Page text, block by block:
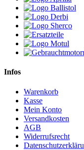
Infos
Warenkorb
Kasse
Mein Konto
Versandkosten
AGB
Widerrufsrecht